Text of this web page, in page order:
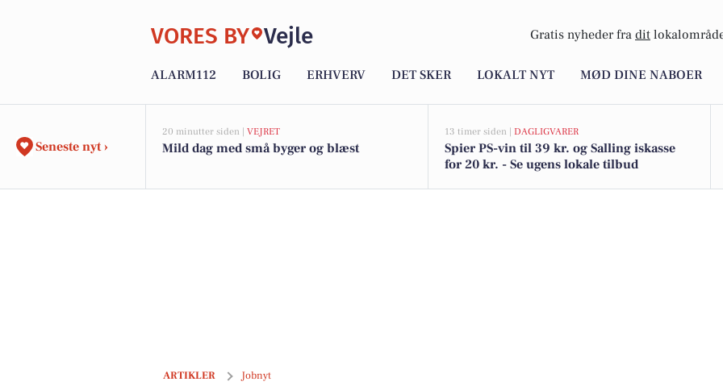
VORES BY Vejle Gratis nyheder fra dit
ALARM112 BOLIG ERHVERV DET SKER LOKALT NYT MØD DINE NABOER
Seneste nyt ›
20 minutter siden | VEJRET
Mild dag med små byger og blæst
13 timer siden | DAGLIGVARER
Spier PS-vin til 39 kr. og Salling iskasse
for 20 kr. - Se ugens lokale tilbud
ARTIKLER Jobnyt
Tilkaldevikarer søges til social rehabilitering og fællesskabsopbygning i væresteder